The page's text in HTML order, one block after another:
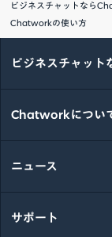
ビジネスチャットなら
Chatworkの使い方
ビジネスチャッ
Chatworkについ
ニュース
サポート